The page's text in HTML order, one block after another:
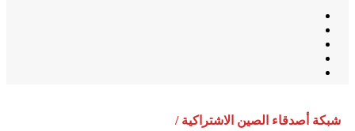
شبكة أصدقاء الصين الاشتراكية /